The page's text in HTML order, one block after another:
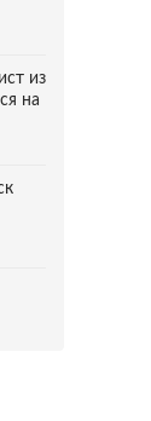
из
на